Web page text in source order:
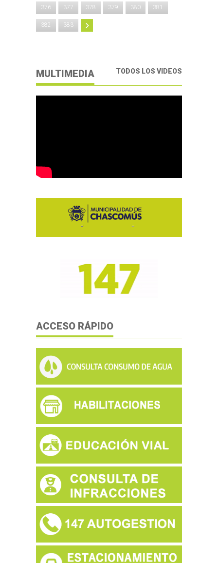
376 377 378 379 380 381
382 383
MULTIMEDIA TODOS LOS VIDEOS
ACCESO RÁPIDO